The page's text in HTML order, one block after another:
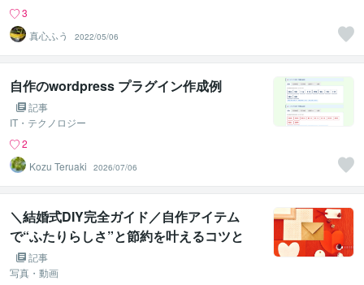
3
真心ふう
2022/05/06
自作のwordpress プラグイン作成例
記事
IT・テクノロジー
2
Kozu Teruaki
2026/07/06
＼結婚式DIY完全ガイド／自作アイテム
で“ふたりらしさ”と節約を叶えるコツと
は？記事
写真・動画